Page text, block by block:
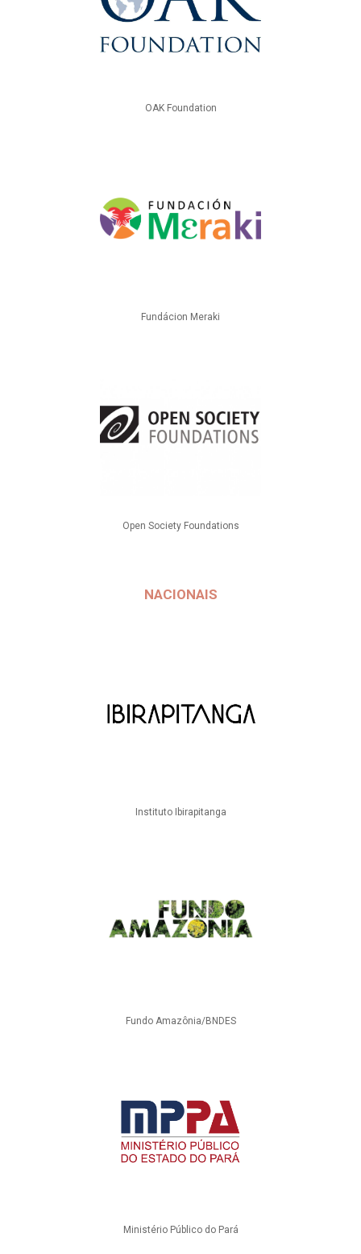
OAK Foundation
Fundácion Meraki
Open Society Foundations
NACIONAIS
Instituto Ibirapitanga
Fundo Amazônia/BNDES
Ministério Público do Pará